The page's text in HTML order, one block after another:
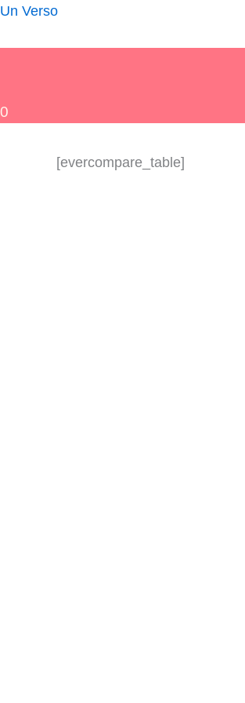
Ir
Un Verso
0
[evercompare_table]